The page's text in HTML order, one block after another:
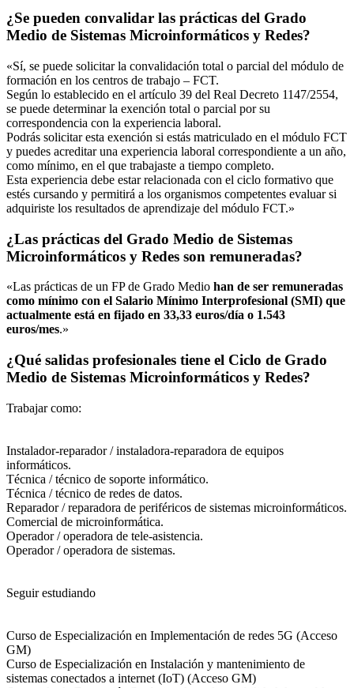
¿Se pueden convalidar las prácticas del Grado
Medio de Sistemas Microinformáticos y Redes?
«Sí, se puede solicitar la convalidación total o parcial del módulo de
formación en los centros de trabajo – FCT.
Según lo establecido en el artículo 39 del Real Decreto 1147/2554,
se puede determinar la exención total o parcial por su
correspondencia con la experiencia laboral.
Podrás solicitar esta exención si estás matriculado en el módulo FCT
y puedes acreditar una experiencia laboral correspondiente a un año,
como mínimo, en el que trabajaste a tiempo completo.
Esta experiencia debe estar relacionada con el ciclo formativo que
estés cursando y permitirá a los organismos competentes evaluar si
adquiriste los resultados de aprendizaje del módulo FCT.»
¿Las prácticas del Grado Medio de Sistemas
Microinformáticos y Redes son remuneradas?
«Las prácticas de un FP de Grado Medio han de ser remuneradas
como mínimo con el Salario Mínimo Interprofesional (SMI) que
actualmente está en fijado en 33,33 euros/día o 1.543
euros/mes.»
¿Qué salidas profesionales tiene el Ciclo de Grado
Medio de Sistemas Microinformáticos y Redes?
Trabajar como:
Instalador-reparador / instaladora-reparadora de equipos
informáticos.
Técnica / técnico de soporte informático.
Técnica / técnico de redes de datos.
Reparador / reparadora de periféricos de sistemas microinformáticos.
Comercial de microinformática.
Operador / operadora de tele-asistencia.
Operador / operadora de sistemas.
Seguir estudiando
Curso de Especialización en Implementación de redes 5G (Acceso
GM)
Curso de Especialización en Instalación y mantenimiento de
sistemas conectados a internet (IoT) (Acceso GM)